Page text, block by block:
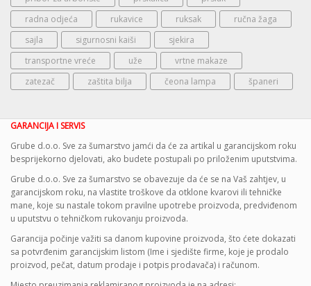
radna odjeća
rukavice ruksak
ručna žaga
sajla
sigurnosni kaiši
sjekira
transportne vreće
uže
vrtne makaze
zatezač
zaštita bilja čeona lampa španeri
GARANCIJA I SERVIS
Grube d.o.o. Sve za šumarstvo jamći da će za artikal u garancijskom roku
besprijekorno djelovati, ako budete postupali po priloženim uputstvima.
Grube d.o.o. Sve za šumarstvo se obavezuje da će se na Vaš zahtjev, u
garancijskom roku, na vlastite troškove da otklone kvarovi ili tehničke
mane, koje su nastale tokom pravilne upotrebe proizvoda, predviđenom
u uputstvu o tehničkom rukovanju proizvoda.
Garancija počinje važiti sa danom kupovine proizvoda, što ćete dokazati
sa potvrđenim garancijskim listom (Ime i sjedište firme, koje je prodalo
proizvod, pečat, datum prodaje i potpis prodavača) i računom.